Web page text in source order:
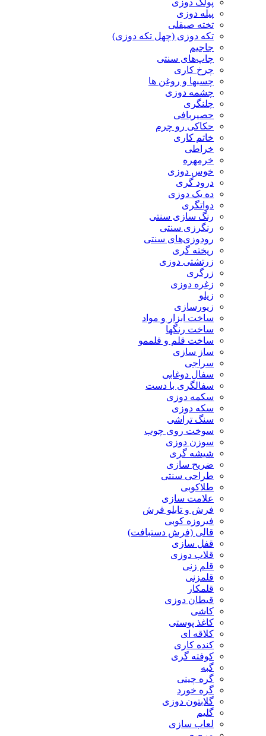
پولک دوزی
پیله دوزی
تخته صیقلی
تکه دوزی (چهل تکه دوزی)
جاجیم
چاپ‌های سنتی
چرخ کاری
چسبها و روغن ها
چشمه دوزی
چلنگری
حصیربافی
حکاکی رو چرم
خاتم کاری
خراطی
خرمهره
خوس دوزی
درود گری
ده یک دوزی
دواتگری
رنگ سازی سنتی
رنگرزی سنتی
رودوزی‌های سنتی
ریخته گری
زرتشتی دوزی
زرگری
زغره دوزی
زیلو
زیورسازی
ساخت ابزار و مواد
ساخت رنگها
ساخت قلم و قلممو
ساز سازی
سراجی
سفال دوغابی
سفالگری با دست
سکمه دوزی
سکه دوزی
سنگ تراشی
سوخت روی چوب
سوزن دوزی
شیشه گری
ضریح سازی
طراحی سنتی
طلاکوبی
علامت سازی
فرش و تابلو فرش
فیروزه کوبی
قالی (فرش دستبافت)
قفل سازی
قلاب دوزی
قلم زنی
قلمزنی
قلمکار
قیطان دوزی
کاشی
کاغذ پوستی
کلاقه ای
کنده کاری
کوفته گری
گبه
گره چینی
گره خورد
گلابتون دوزی
گلیم
لعاب سازی